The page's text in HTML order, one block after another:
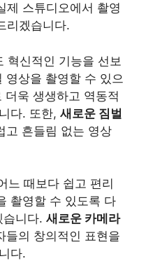
제 스튜디오에서 촬영
리겠습니다.
혁신적인 기능을 선보
영상을 촬영할 수 있으
더욱 생생하고 역동적
다. 또한, 새로운 짐벌
고 흔들림 없는 영상
느 때보다 쉽고 편리
촬영할 수 있도록 다
습니다. 새로운 카메라
들의 창의적인 표현을
다.